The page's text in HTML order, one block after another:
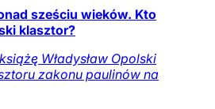
sześciu wieków. Kto
klasztor?
Władysław Opolski
zakonu paulinów na